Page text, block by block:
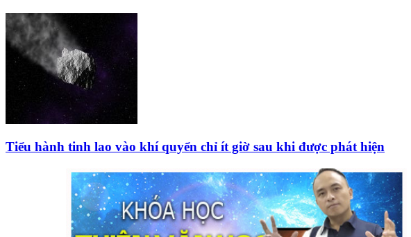
Tiểu hành tinh lao vào khí quyển chỉ ít giờ sau khi được phát hiện